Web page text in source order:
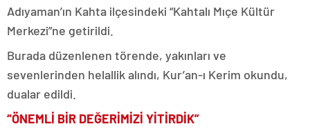
Adıyaman’ın Kahta ilçesindeki “Kahtalı Mıçe Kültür
Merkezi”ne getirildi.
Burada düzenlenen törende, yakınları ve
sevenlerinden helallik alındı, Kur’an-ı Kerim okundu,
dualar edildi.
“ÖNEMLİ BİR DEĞERİMİZİ YİTİRDİK”